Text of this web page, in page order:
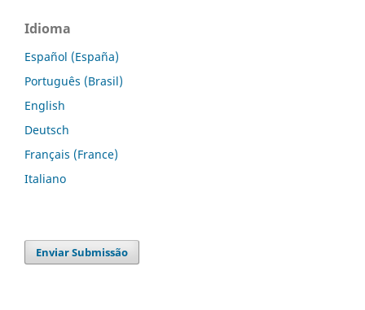
Idioma
Español (España)
Português (Brasil)
English
Deutsch
Français (France)
Italiano
Enviar Submissão